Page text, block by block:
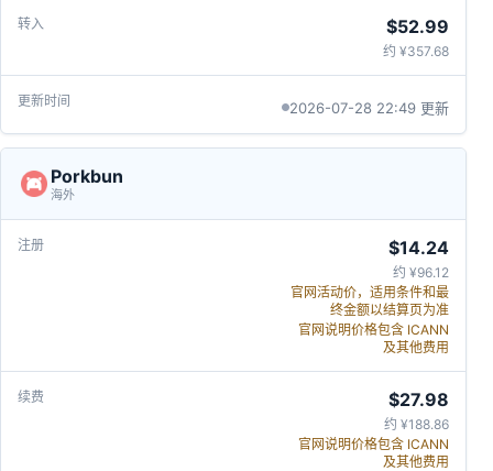
$52.99
约 ¥357.68
2026-07-28 22:49 更新
Porkbun
海外
$14.24
约 ¥96.12
官网活动价，适用条件和最
终金额以结算页为准
官网说明价格包含 ICANN
及其他费用
$27.98
约 ¥188.86
官网说明价格包含 ICANN
及其他费用